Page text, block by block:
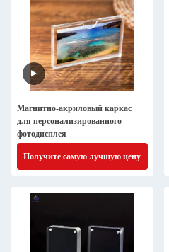
Магнитно-акриловый каркас
для персонализированного
фотодисплея
Получите самую лучшую цену